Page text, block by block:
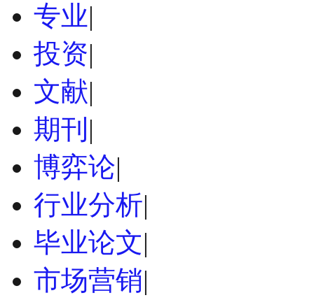
专业|
投资|
文献|
期刊 |
博弈论|
行业分析|
毕业论文|
市场营销|